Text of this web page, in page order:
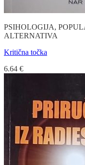
PSIHOLOGIJA,
ALTERNATIVA
Kritična točka
6.64 €